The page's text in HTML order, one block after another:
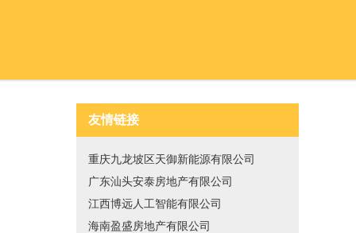
友情链接
重庆九龙坡区天御新能源有限公司
广东汕头安泰房地产有限公司
江西博远人工智能有限公司
海南盈盛房地产有限公司